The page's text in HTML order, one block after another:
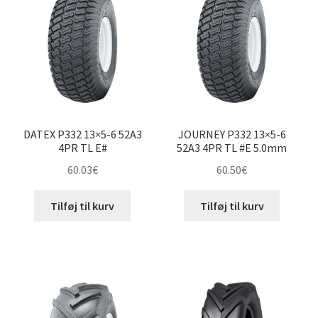
4.10/3.50-6″
4.10-6″
5.30/4.50-6″
12×6-6″
13×5-6″
13×6.50-6″
15×5.50-6″
til
høj
DATEX P332 13×5-6 52A3
4PR TL E#
60.03€
Tilføj til kurv
JOURNEY P332 13×5-6
52A3 4PR TL #E 5.0mm
60.50€
Tilføj til kurv